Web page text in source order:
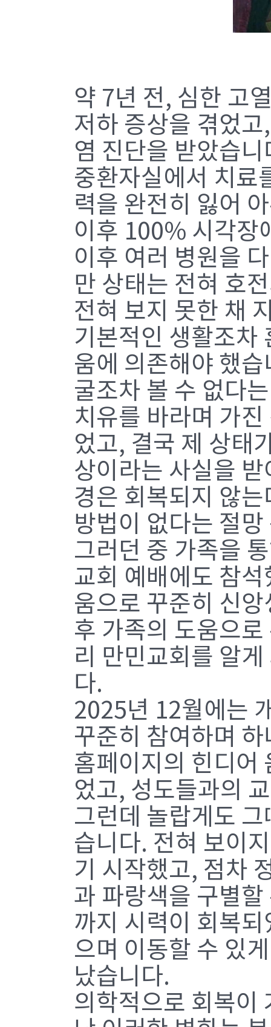
약 7년 전, 심한 고
저하 증상을 겪었
염 진단을 받았습
중환자실에서 치료
력을 완전히 잃어
이후 100% 시각장
이후 여러 병원을
만 상태는 전혀 호
전혀 보지 못한 채
기본적인 생활조차
움에 의존해야 했
굴조차 볼 수 없다
치유를 바라며 가
었고, 결국 제 상태
상이라는 사실을
경은 회복되지 않
방법이 없다는 절
그러던 중 가족을
교회 예배에도 참
움으로 꾸준히 신
후 가족의 도움으
리 만민교회를 알
다.
2025년 12월에는
꾸준히 참여하며
홈페이지의 힌디어
었고, 성도들과의
그런데 놀랍게도
습니다. 전혀 보이
기 시작했고, 점차
과 파랑색을 구별
까지 시력이 회복
으며 이동할 수 있
났습니다.
의학적으로 회복이